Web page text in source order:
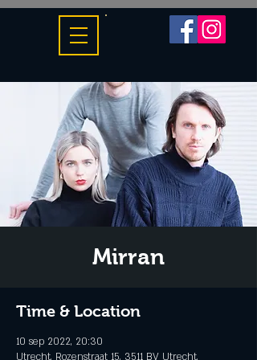
Mirran
Time & Location
10 sep 2022, 20:30
Utrecht, Rozenstraat 15, 3511 BV Utrecht,